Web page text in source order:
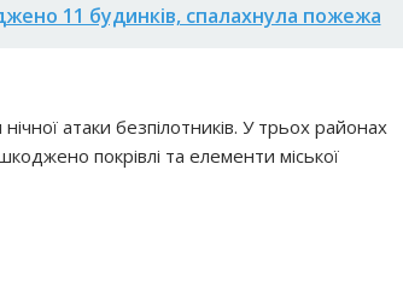
11 будинків, спалахнула пожежа
нічної атаки безпілотників. У трьох районах
покрівлі та елементи міської